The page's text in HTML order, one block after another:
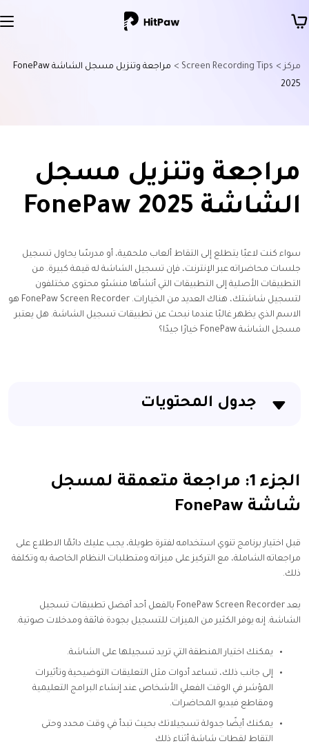
مركز > Screen Recording Tips >
مراجعة وتنزيل مسجل الشاشة FonePaw
2025
مراجعة وتنزيل مسجل
الشاشة FonePaw 2025
سواء كنت لاعبًا يتطلع إلى التقاط ألعاب ملحمية، أو مدرسًا يحاول تسجيل
جلسات محاضراته عبر الإنترنت، فإن تسجيل الشاشة له قيمة كبيرة. من
التطبيقات الأصلية إلى التطبيقات التي أنشأها منشئو محتوى مختلفون
لتسجيل شاشتك، هناك العديد من الخيارات. FonePaw Screen Recorder هو
الاسم الذي يظهر غالبًا عندما نبحث عن تطبيقات تسجيل الشاشة. هل يعتبر
مسجل الشاشة FonePaw خيارًا جيدًا؟
جدول المحتويات
الجزء 2: كيفية استخدام مسجل الشاشة FonePaw
الجزء 3: بديل مسجل الشاشة FonePaw
الخلاصة
الجزء 1: مراجعة متعمقة لمسجل
شاشة FonePaw
قبل اختيار برنامج تنوي استخدامه لفترة طويلة، يجب عليك دائمًا الاطلاع على
مراجعاته الشاملة، مع التركيز على ميزاته ومتطلبات النظام الخاصة به وتكلفة
ذلك.
يعد FonePaw Screen Recorder بالفعل أحد أفضل تطبيقات تسجيل
الشاشة. إنه يوفر الكثير من الميزات للتسجيل بجودة فائقة ومدخلات صوتية.
يمكنك اختيار المنطقة التي تريد تسجيلها على الشاشة.
إلى جانب ذلك، تساعد أدوات مثل التعليقات التوضيحية وتأثيرات
المؤشر في الوقت الفعلي الأشخاص عند إنشاء البرامج التعليمية
ومقاطع فيديو المحاضرات.
يمكنك أيضًا جدولة تسجيلاتك بحيث تبدأ في وقت محدد وحتى
التقاط لقطات شاشة أثناء ذلك